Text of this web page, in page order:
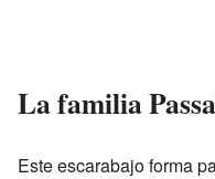
La familia
Este escarabajo forma